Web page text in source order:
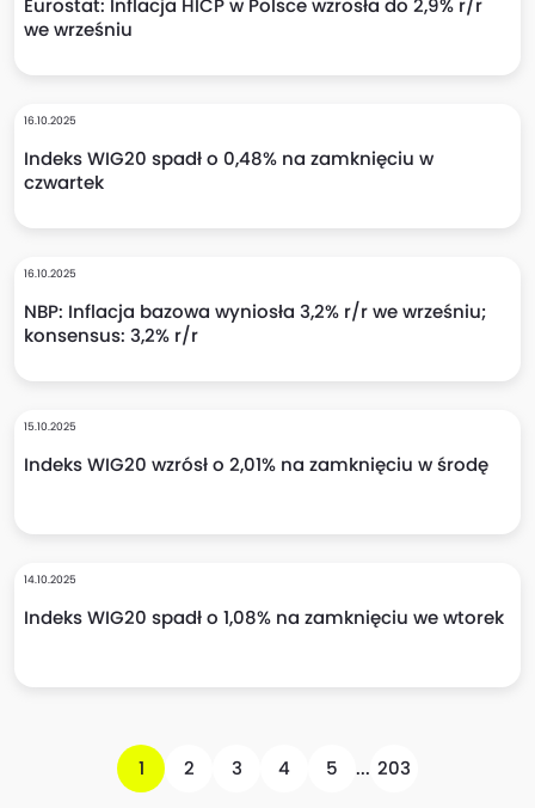
Eurostat: Inflacja HICP w Polsce wzrosła do 2,9% r/r
we wrześniu
16.10.2025
Indeks WIG20 spadł o 0,48% na zamknięciu w
czwartek
16.10.2025
NBP: Inflacja bazowa wyniosła 3,2% r/r we wrześniu;
konsensus: 3,2% r/r
15.10.2025
Indeks WIG20 wzrósł o 2,01% na zamknięciu w środę
14.10.2025
Indeks WIG20 spadł o 1,08% na zamknięciu we wtorek
1 2 3 4 5 ... 203